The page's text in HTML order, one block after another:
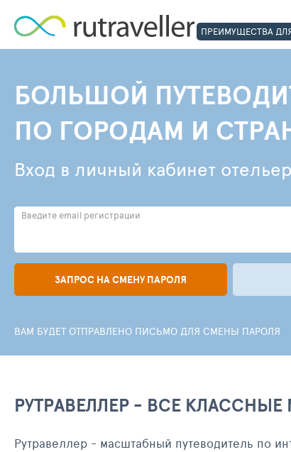
ПРЕИМУЩЕСТВА
БОЛЬШОЙ
ПО ГОРОДАМ И
Вход в личный кабинет
Введите email регистрации
ЗАПРОС НА СМЕНУ ПАРОЛЯ
ВАМ БУДЕТ ОТПРАВЛЕНО ПИСЬМО ДЛЯ СМЕНЫ ПАРОЛЯ
РУТРАВЕЛЛЕР - ВСЕ
Рутравеллер - масштабный путеводитель по